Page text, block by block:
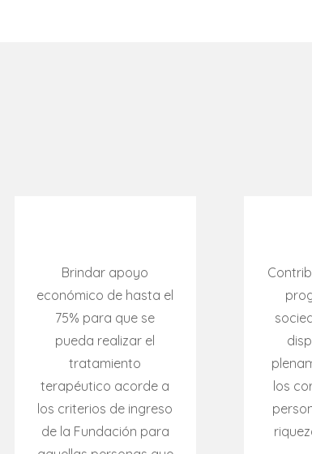
Brindar apoyo
económico de hasta el
75% para que se
pueda realizar el
tratamiento
terapéutico acorde a
los criterios de ingreso
de la Fundación para
los